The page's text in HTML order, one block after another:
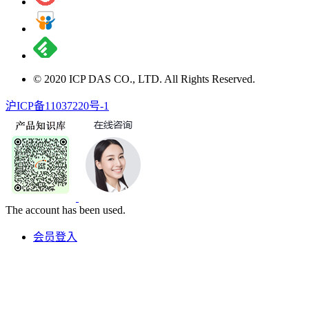
© 2020 ICP DAS CO., LTD. All Rights Reserved.
沪ICP备11037220号-1
The account has been used.
会员登入